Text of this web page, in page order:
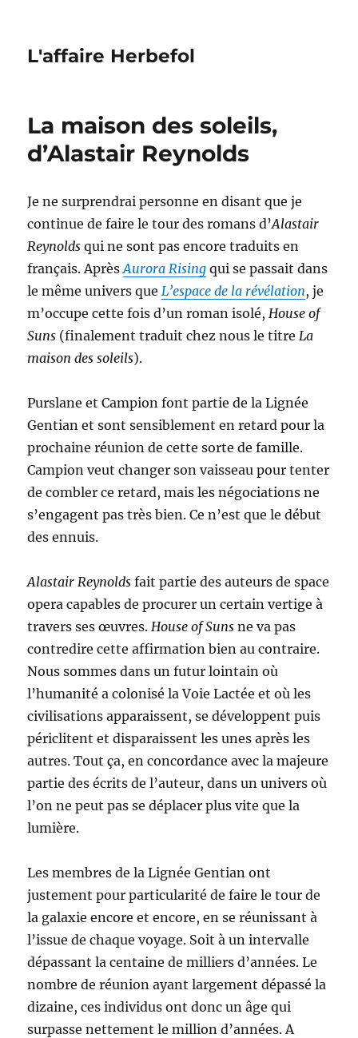
L'affaire Herbefol
La maison des soleils,
d’Alastair Reynolds
Je ne surprendrai personne en disant que je
continue de faire le tour des romans d’Alastair
Reynolds qui ne sont pas encore traduits en
français. AprèsAurora Rising qui se passait dans
le même univers queL’espace de la révélation, je
m’occupe cette fois d’un roman isolé,House of
Suns (finalement traduit chez nous le titreLa
maison des soleils).
Purslane et Campion font partie de la Lignée
Gentian et sont sensiblement en retard pour la
prochaine réunion de cette sorte de famille.
Campion veut changer son vaisseau pour tenter
de combler ce retard, mais les négociations ne
s’engagent pas très bien. Ce n’est que le début
des ennuis.
Alastair Reynolds fait partie des auteurs de space
opera capables de procurer un certain vertige à
travers ses œuvres.House of Suns ne va pas
contredire cette affirmation bien au contraire.
Nous sommes dans un futur lointain où
l’humanité a colonisé la Voie Lactée et où les
civilisations apparaissent, se développent puis
périclitent et disparaissent les unes après les
autres. Tout ça, en concordance avec la majeure
partie des écrits de l’auteur, dans un univers où
l’on ne peut pas se déplacer plus vite que la
lumière.
Les membres de la Lignée Gentian ont
justement pour particularité de faire le tour de
la galaxie encore et encore, en se réunissant à
l’issue de chaque voyage. Soit à un intervalle
dépassant la centaine de milliers d’années. Le
nombre de réunion ayant largement dépassé la
dizaine, ces individus ont donc un âge qui
surpasse nettement le million d’années. A